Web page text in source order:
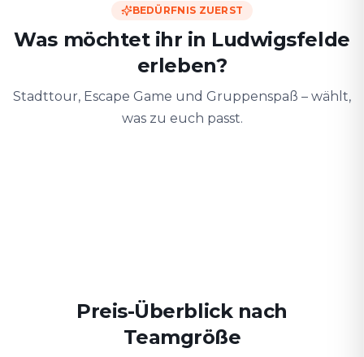
BEDÜRFNIS ZUERST
Was möchtet ihr in Ludwigsfelde
erleben?
Stadttour, Escape Game und Gruppenspaß – wählt,
was zu euch passt.
Preis-Überblick nach
Teamgröße